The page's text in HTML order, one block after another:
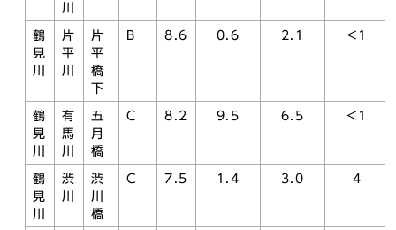
川
鶴
見
川
片
平
川
片
平
橋
下
B 8.6 0.6 2.1 <1
鶴
見
川
有
馬
川
五
月
橋
C 8.2 9.5 6.5 <1
鶴
見
川
渋
川
渋
川
橋
C 7.5 1.4 3.0 4